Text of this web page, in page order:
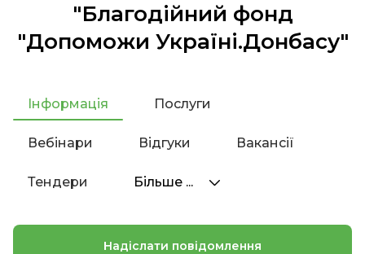
"Благодійний фонд
"Допоможи Україні.Донбасу"
Інформація Послуги
Вебінари Відгуки Вакансії
Тендери Більше ...
Надіслати повідомлення